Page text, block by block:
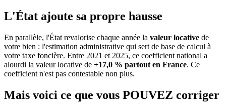
L'État ajoute sa propre hausse
En parallèle, l'État revalorise chaque année la valeur locative de
votre bien : l'estimation administrative qui sert de base de calcul à
votre taxe foncière. Entre 2021 et 2025, ce coefficient national a
alourdi la valeur locative de +17,0 % partout en France. Ce
coefficient n'est pas contestable non plus.
Mais voici ce que vous POUVEZ corriger